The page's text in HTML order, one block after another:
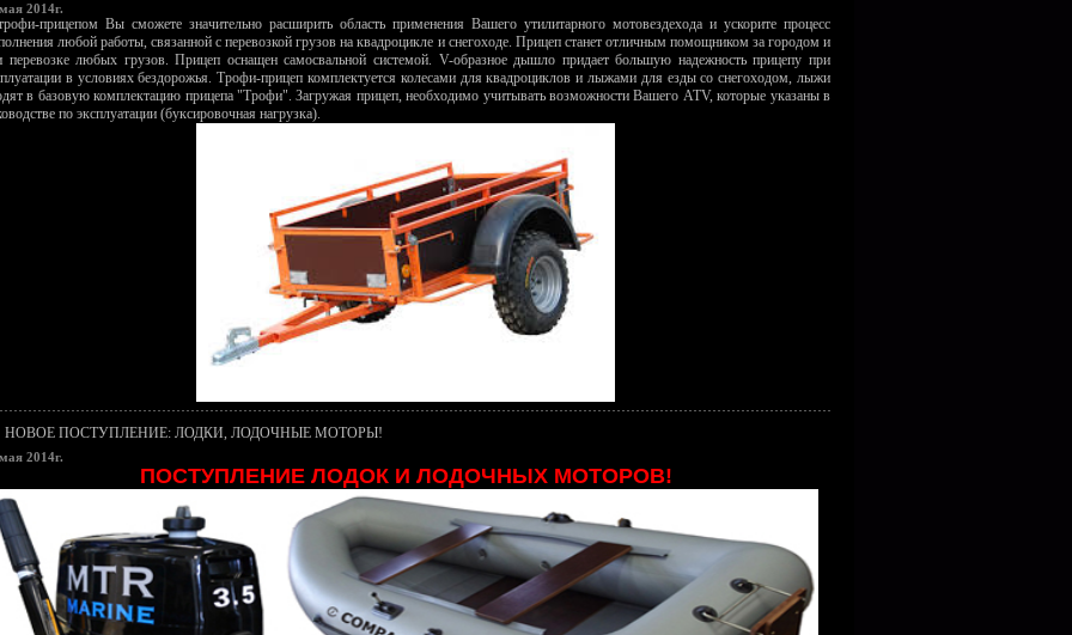
2014г.
прицепом Вы сможете значительно расширить область применения Вашего утилитарного мотовездехода и ускорите процесс
любой работы, связанной с перевозкой грузов на квадроцикле и снегоходе. Прицеп станет отличным помощником за городом и
перевозке любых грузов. Прицеп оснащен самосвальной системой. V-образное дышло придает большую надежность прицепу при
в условиях бездорожья. Трофи-прицеп комплектуется колесами для квадроциклов и лыжами для езды со снегоходом, лыжи
в базовую комплектацию прицепа "Трофи". Загружая прицеп, необходимо учитывать возможности Вашего ATV, которые указаны в
по эксплуатации (буксировочная нагрузка).
НОВОЕ ПОСТУПЛЕНИЕ: ЛОДКИ, ЛОДОЧНЫЕ МОТОРЫ!
2014г.
ПОСТУПЛЕНИЕ ЛОДОК И ЛОДОЧНЫХ МОТОРОВ!